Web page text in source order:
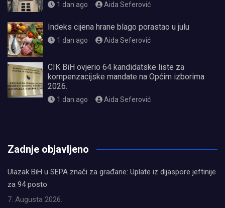
1 dan ago Aida Seferović
Indeks cijena hrane blago porastao u julu
1 dan ago Aida Seferović
CIK BiH ovjerio 64 kandidatske liste za
kompenzacijske mandate na Općim izborima
2026.
1 dan ago Aida Seferović
Zadnje objavljeno
Ulazak BiH u SEPA znači za građane: Uplate iz dijaspore jeftinije
za 94 posto
7. Augusta 2026.